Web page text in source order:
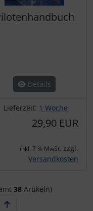
Details
Lieferzeit: 1 Woche
29,90 EUR
inkl. 7 % MwSt. zzgl.
Versandkosten
38Artikeln)